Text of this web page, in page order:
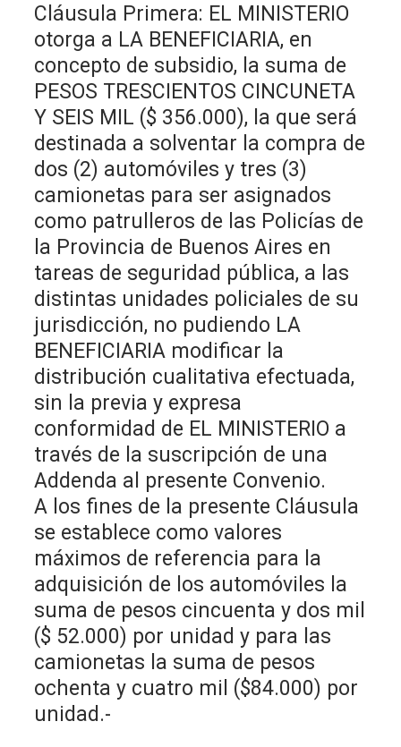
Cláusula Primera: EL MINISTERIO
otorga a LA BENEFICIARIA, en
concepto de subsidio, la suma de
PESOS TRESCIENTOS CINCUNETA
Y SEIS MIL ($ 356.000), la que será
destinada a solventar la compra de
dos (2) automóviles y tres (3)
camionetas para ser asignados
como patrulleros de las Policías de
la Provincia de Buenos Aires en
tareas de seguridad pública, a las
distintas unidades policiales de su
jurisdicción, no pudiendo LA
BENEFICIARIA modificar la
distribución cualitativa efectuada,
sin la previa y expresa
conformidad de EL MINISTERIO a
través de la suscripción de una
Addenda al presente Convenio.
A los fines de la presente Cláusula
se establece como valores
máximos de referencia para la
adquisición de los automóviles la
suma de pesos cincuenta y dos mil
($ 52.000) por unidad y para las
camionetas la suma de pesos
ochenta y cuatro mil ($84.000) por
unidad.-